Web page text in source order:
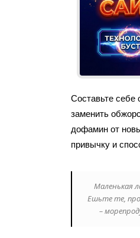
Составьте себе
заменить
дофамин от
привычку и
Маленькая
Ешьте те,
–